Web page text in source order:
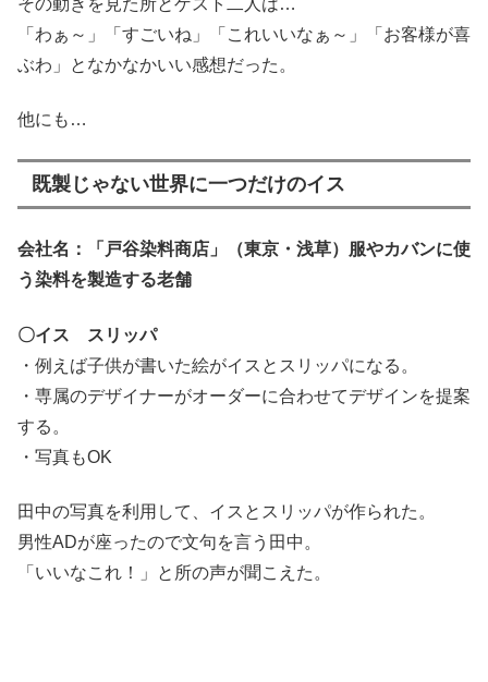
「わぁ～」「すごいね」「これいいなぁ～」「お客様が喜
ぶわ」となかなかいい感想だった。
他にも…
既製じゃない世界に一つだけのイス
会社名：「戸谷染料商店」（東京・浅草）服やカバンに使
う染料を製造する老舗
〇イス スリッパ
・例えば子供が書いた絵がイスとスリッパになる。
・専属のデザイナーがオーダーに合わせてデザインを提案
する。
・写真もOK
田中の写真を利用して、イスとスリッパが作られた。
男性ADが座ったので文句を言う田中。
「いいなこれ！」と所の声が聞こえた。